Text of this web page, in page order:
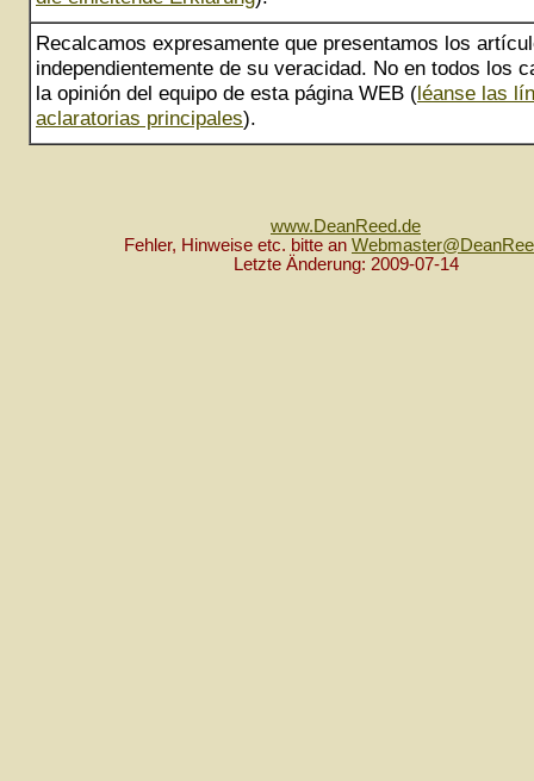
Recalcamos expresamente que presentamos los
independientemente de su veracidad. No en todos los
la opinión del equipo de esta página WEB (léanse las
aclaratorias principales).
www.DeanReed.de
Fehler, Hinweise etc. bitte an
Letzte Änderung: 2009-07-14